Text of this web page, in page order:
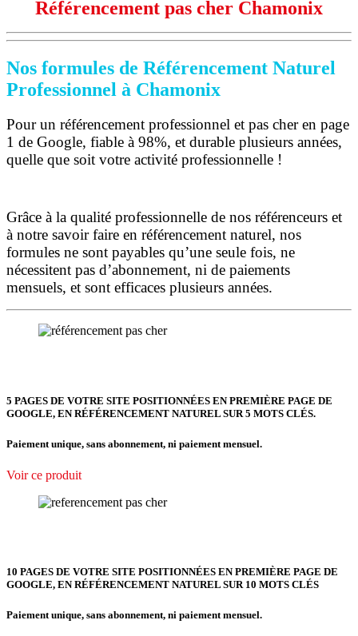
Référencement pas cher Chamonix
Nos formules de Référencement Naturel
Professionnel à Chamonix
Pour un référencement professionnel et pas cher en page
1 de Google, fiable à 98%, et durable plusieurs années,
quelle que soit votre activité professionnelle !
Grâce à la qualité professionnelle de nos référenceurs et
à notre savoir faire en référencement naturel, nos
formules ne sont payables qu’une seule fois, ne
nécessitent pas d’abonnement, ni de paiements
mensuels, et sont efficaces plusieurs années.
5 PAGES DE VOTRE SITE POSITIONNÉES EN PREMIÈRE PAGE DE
GOOGLE, EN RÉFÉRENCEMENT NATUREL SUR 5 MOTS CLÉS.
Paiement unique, sans abonnement, ni paiement mensuel.
Voir ce produit
10 PAGES DE VOTRE SITE POSITIONNÉES EN PREMIÈRE PAGE DE
GOOGLE, EN RÉFÉRENCEMENT NATUREL SUR 10 MOTS CLÉS
Paiement unique, sans abonnement, ni paiement mensuel.